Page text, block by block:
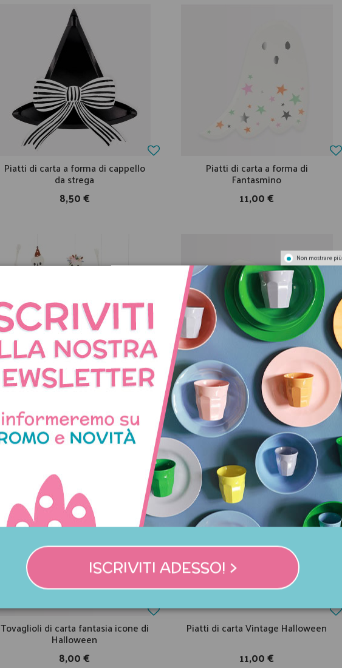
Piatti di carta a forma di cappello
da strega
8,50 €
Piatti di carta a forma di
Fantasmino
11,00 €
26,00 €
Tovaglioli di carta a forma di
Fantasmino
8,00 €
Tovaglioli di carta fantasia icone di
Halloween
8,00 €
Piatti di carta Vintage Halloween
11,00 €
Non mostrare più
ISCRIVITI ADESSO! >